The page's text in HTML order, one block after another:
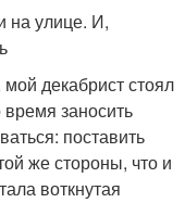
на улице. И,
декабрист стоял
заносить
поставить
же стороны, что и
воткнутая